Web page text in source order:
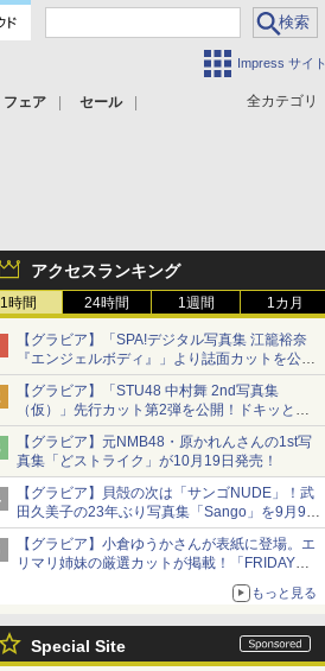
Impress サイト
全カテゴリ
フェア セール
アクセスランキング
1時間 24時間 1週間 1カ月
【グラビア】「SPA!デジタル写真集 江籠裕奈
『エンジェルボディ』」より誌面カットを公
開！
【グラビア】「STU48 中村舞 2nd写真集
（仮）」先行カット第2弾を公開！ドキッとす
るランジェリーカットなど新たな挑戦
【グラビア】元NMB48・原かれんさんの1st写
真集「どストライク」が10月19日発売！
【グラビア】貝殻の次は「サンゴNUDE」！武
田久美子の23年ぶり写真集「Sango」を9月9日
に発売
【グラビア】小倉ゆうかさんが表紙に登場。エ
リマリ姉妹の厳選カットが掲載！「FRIDAY
2026年8⽉21・28日号」本日発売
もっと見る
Special Site